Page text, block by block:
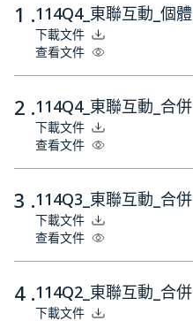
1 .114Q4_東聯互動_個體
下載文件
查看文件
2 .114Q4_東聯互動_合併
下載文件
查看文件
3 .114Q3_東聯互動_合併
下載文件
查看文件
4 .114Q2_東聯互動_合併
下載文件